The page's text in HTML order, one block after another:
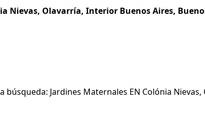
Nievas, Olavarría, Interior Buenos Aires,
búsqueda: Jardines Maternales EN Colónia Nievas,